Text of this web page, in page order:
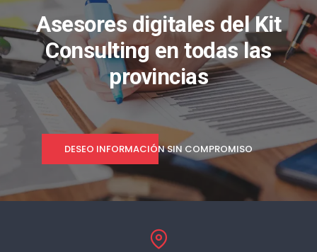
Asesores digitales del Kit
Consulting en todas las
provincias
DESEO INFORMACIÓN SIN COMPROMISO